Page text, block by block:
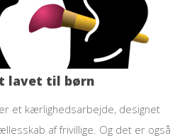
lavet til børn
et kærlighedsarbejde, designet
af frivillige. Og det er også